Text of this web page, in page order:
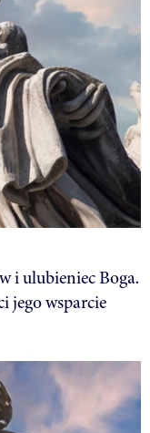
i ulubieniec Boga.
jego wsparcie